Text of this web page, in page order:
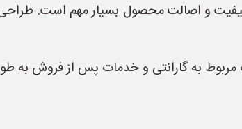
کیفیت و اصالت محصول بسیار مهم است.
به گارانتی و خدمات پس از فروش به